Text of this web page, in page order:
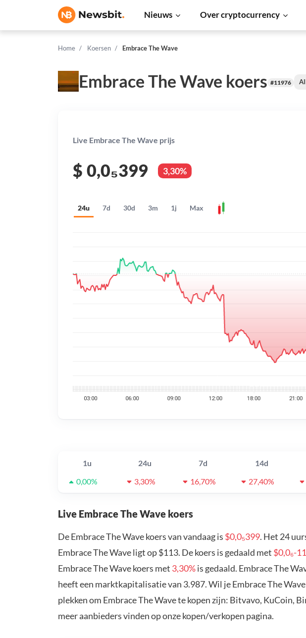
Nieuws Over cryptocurrency
Home Koersen Embrace The Wave
Embrace The Wave koers #11976
Live Embrace The Wave prijs
$ 0,0₅399 3,30%
24u 7d 30d 3m 1j Max
1u 24u 7d 14d
0,00%
3,30% 16,70% 27,40%
Live Embrace The Wave koers
De Embrace The Wave koers van vandaag is $0,0₅399. Het 24
Embrace The Wave ligt op $113. De koers is gedaald met $0,0₆-
Embrace The Wave koers met 3,30%is gedaald. Embrace The
heeft een marktkapitalisatie van 3.987. Wil je Embrace The
plekken om Embrace The Wave te kopen zijn: Bitvavo, KuCoin,
meer aanbieders vinden op onze kopen/verkopen pagina.